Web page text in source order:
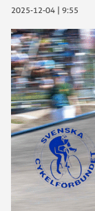
2025-12-04 | 9:55